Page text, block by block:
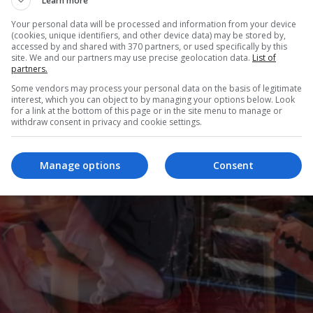
për kryeministër i koalicionit AAK-n Nisma,
E-30, Ramush Haradinaj, ka marrë deri
marrë 41,371 vota, mbi 7 mijë më shumë se
Your personal data will be processed and information from your device
(cookies, unique identifiers, and other device data) may be stored by,
accessed by and shared with 370 partners, or used specifically by this
site. We and our partners may use precise geolocation data. List of
partners.
Some vendors may process your personal data on the basis of legitimate
interest, which you can object to by managing your options below. Look
for a link at the bottom of this page or in the site menu to manage or
withdraw consent in privacy and cookie settings.
Consent
Manage options